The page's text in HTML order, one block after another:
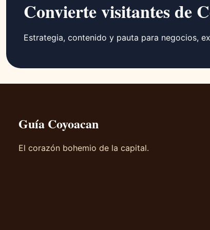
Convierte visitantes de
Estrategia, contenido y pauta para negocios,
Guía Coyoacan
El corazón bohemio de la capital.